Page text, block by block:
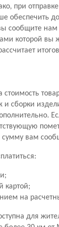
при
обеспечить
вы сообщите
которой вы
стоимость
и сборки
сумму вам
картой;
на
для